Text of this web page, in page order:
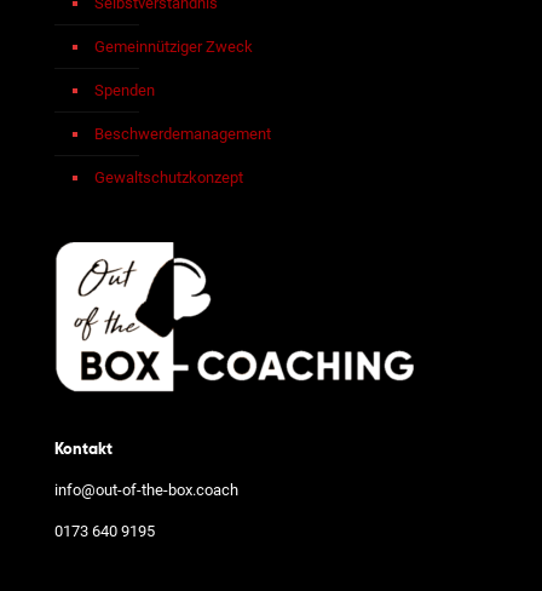
Gemeinnütziger Zweck
Spenden
Beschwerdemanagement
Gewaltschutzkonzept
Kontakt
info@out-of-the-box.coach
0173 640 9195